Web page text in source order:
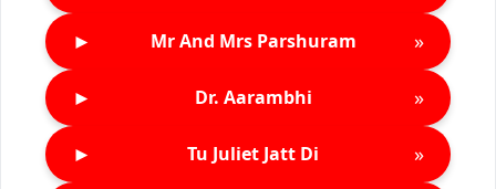
► Mr And Mrs Parshuram »
► Dr. Aarambhi »
► Tu Juliet Jatt Di »